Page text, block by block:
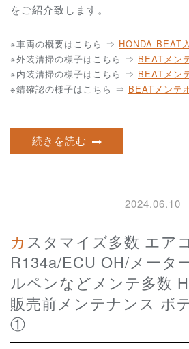
をご紹介致します。
※車両の概要はこちら ⇒ HONDA BEAT
※外装清掃の様子はこちら ⇒ BEATメン
※内装清掃の様子はこちら ⇒ BEATメン
※錆確認の様子はこちら ⇒ BEATメンテ
続きを読む
2024.06.10
カスタマイズ多数 エアコン
R134a/ECU OH/メータ
ルペンなどメンテ多数
販売前メンテナンス ボ
①